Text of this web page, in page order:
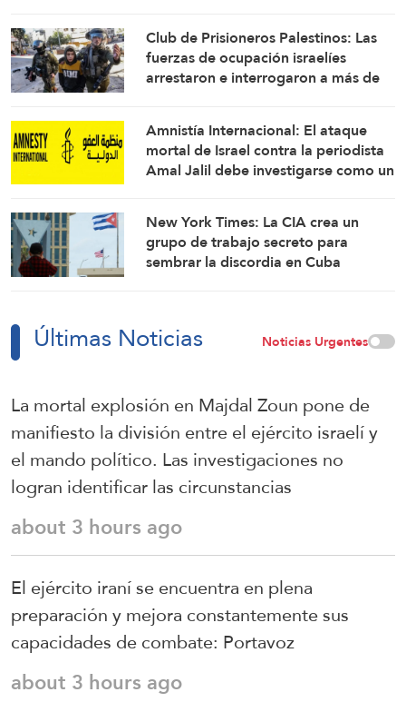
Club de Prisioneros Palestinos: Las
fuerzas de ocupación israelíes
arrestaron e interrogaron a más de
Amnistía Internacional: El ataque
mortal de Israel contra la periodista
Amal Jalil debe investigarse como un
New York Times: La CIA crea un
grupo de trabajo secreto para
sembrar la discordia en Cuba
Últimas Noticias Noticias Urgentes
La mortal explosión en Majdal Zoun pone de
manifiesto la división entre el ejército israelí y
el mando político. Las investigaciones no
logran identificar las circunstancias
about 3 hours ago
El ejército iraní se encuentra en plena
preparación y mejora constantemente sus
capacidades de combate: Portavoz
about 3 hours ago